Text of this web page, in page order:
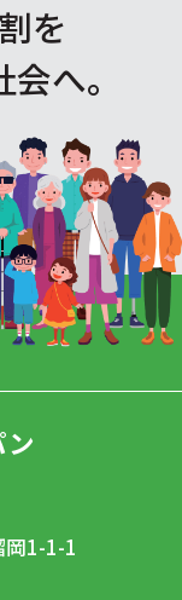
を
へ。
岡1-1-1